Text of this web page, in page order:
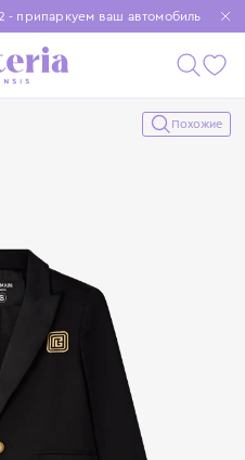
- припаркуем ваш автомобиль
заказе от 15 000 ₽
покупки были еще удобнее
Похожие